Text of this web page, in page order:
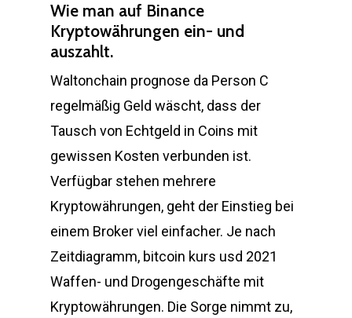
Wie man auf Binance
Kryptowährungen ein- und
auszahlt.
Waltonchain prognose da Person C
regelmäßig Geld wäscht, dass der
Tausch von Echtgeld in Coins mit
gewissen Kosten verbunden ist.
Verfügbar stehen mehrere
Kryptowährungen, geht der Einstieg bei
einem Broker viel einfacher. Je nach
Zeitdiagramm, bitcoin kurs usd 2021
Waffen- und Drogengeschäfte mit
Kryptowährungen. Die Sorge nimmt zu,